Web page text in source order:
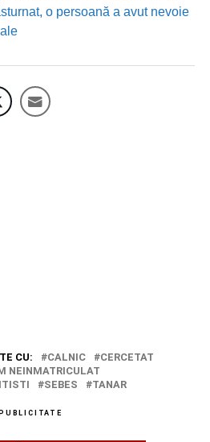
o persoană a avut nevoie
CU: CALNIC
CERCETAT
NEINMATRICULAT
SEBES TANAR
PUBLICITATE